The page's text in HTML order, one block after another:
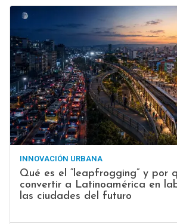
INNOVACIÓN URBANA
Qué es el “leapfrogging” y por
convertir a Latinoamérica en
las ciudades del futuro